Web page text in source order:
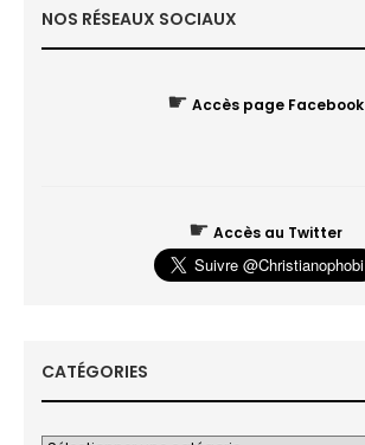
NOS RÉSEAUX SOCIAUX
☛ Accès page Facebook
☛ Accès au Twitter
CATÉGORIES